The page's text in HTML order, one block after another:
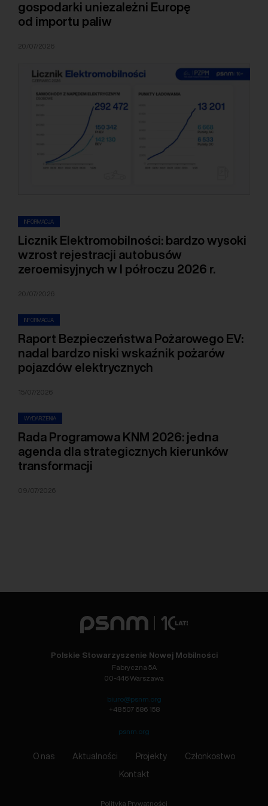
gospodarki uniezależni Europę
od importu paliw
20/07/2026
INFORMACJA
Licznik Elektromobilności: bardzo wysoki
wzrost rejestracji autobusów
zeroemisyjnych w I półroczu 2026 r.
20/07/2026
INFORMACJA
Raport Bezpieczeństwa Pożarowego EV:
nadal bardzo niski wskaźnik pożarów
pojazdów elektrycznych
15/07/2026
WYDARZENIA
Rada Programowa KNM 2026: jedna
agenda dla strategicznych kierunków
transformacji
09/07/2026
Polskie Stowarzyszenie Nowej Mobilności
Fabryczna 5A
00-446 Warszawa
biuro@psnm.org
+48 507 686 158
psnm.org
O nas Aktualności Projekty Członkostwo
Kontakt
Polityka Prywatności